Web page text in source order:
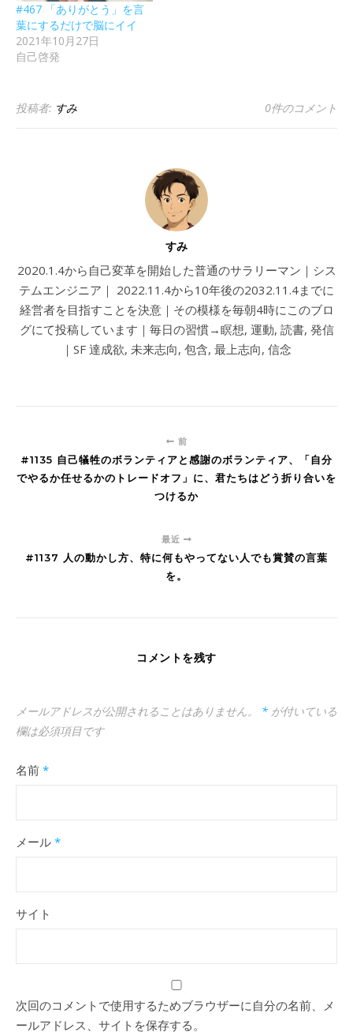
#467 「ありがとう」を言
葉にするだけで脳にイイ
2021年10月27日
自己啓発
投稿者: すみ 0件のコメント
すみ
2020.1.4から自己変革を開始した普通のサラリーマン｜シス
テムエンジニア｜ 2022.11.4から10年後の2032.11.4までに
経営者を目指すことを決意｜その模様を毎朝4時にこのブロ
グにて投稿しています｜毎日の習慣→瞑想, 運動, 読書, 発信
｜SF 達成欲, 未来志向, 包含, 最上志向, 信念
前
#1135 自己犠牲のボランティアと感謝のボランティア、「自分
でやるか任せるかのトレードオフ」に、君たちはどう折り合いを
つけるか
最近
#1137 人の動かし方、特に何もやってない人でも賞賛の言葉
を。
コメントを残す
メールアドレスが公開されることはありません。 * が付いている
欄は必須項目です
名前 *
メール *
サイト
次回のコメントで使用するためブラウザーに自分の名前、メ
ールアドレス、サイトを保存する。